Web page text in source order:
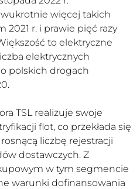
więcej takich
2021 r. i prawie pięć razy
to elektryczne
elektrycznych
polskich drogach
TSL realizuje swoje
flot, co przekłada się
liczbę rejestracji
dostawczych. Z
w tym segmencie
warunki dofinansowania